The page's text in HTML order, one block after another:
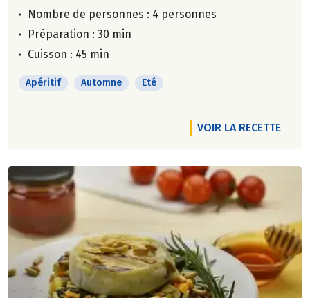
Nombre de personnes : 4 personnes
Préparation : 30 min
Cuisson : 45 min
Apéritif Automne Eté
VOIR LA RECETTE